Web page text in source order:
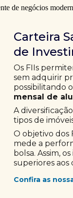
Carteira
de
Os FIIs
sem adquirir
possibilitando
mensal de
A
tipos de
O objetivo dos
mede a
bolsa. Assim,
superiores aos
Confira as